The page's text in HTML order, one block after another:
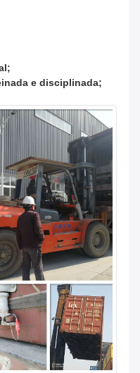
e disciplinada;